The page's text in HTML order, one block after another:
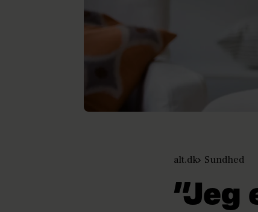
alt.dk Sundhed
”Jeg